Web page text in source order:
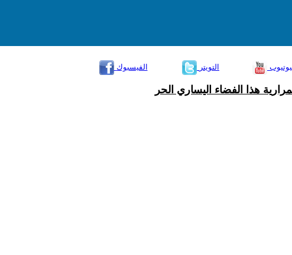
الفيسبوك
التويتر
هذا الفضاء اليساري الحر